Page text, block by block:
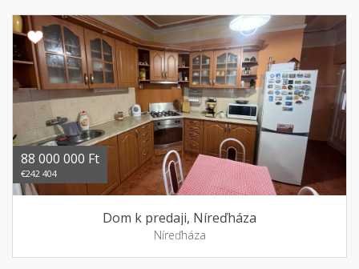
88 000 000 Ft
€242 404
Dom k predaji, Níreďháza
Níreďháza